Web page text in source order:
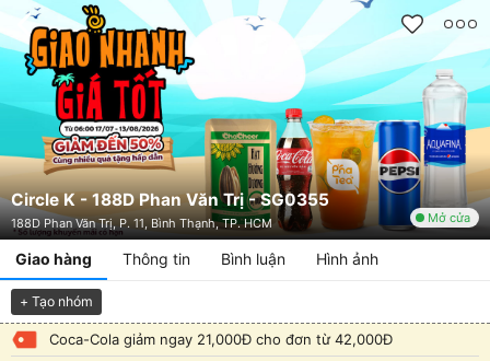
Circle K - 188D Phan Văn Trị - SG0355
188D Phan Văn Trị, P. 11, Bình Thạnh, TP. HCM Mở cửa
Giao hàng Thông tin Bình luận Hình ảnh
+ Tạo nhóm
Coca-Cola giảm ngay 21,000Đ cho đơn từ 42,000Đ